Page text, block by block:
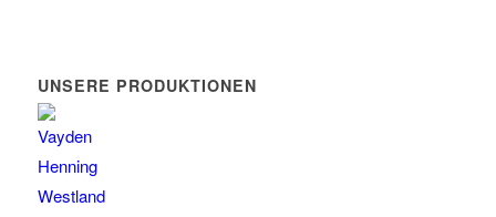
UNSERE PRODUKTIONEN